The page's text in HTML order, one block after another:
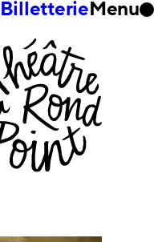
BilletterieMenu